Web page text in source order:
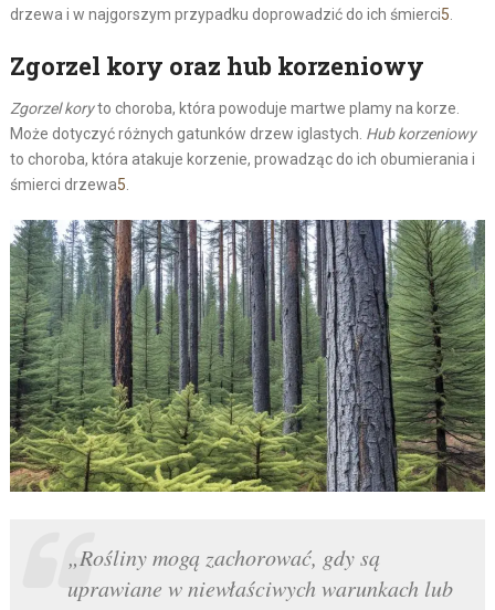
drzewa i w najgorszym przypadku doprowadzić do ich śmierci5.
Zgorzel kory oraz hub korzeniowy
Zgorzel koryto choroba, która powoduje martwe plamy na korze.
Może dotyczyć różnych gatunków drzew iglastych. Hub korzeniowy
to choroba, która atakuje korzenie, prowadząc do ich obumierania i
śmierci drzewa5.
„Rośliny mogą zachorować, gdy są
uprawiane w niewłaściwych warunkach lub